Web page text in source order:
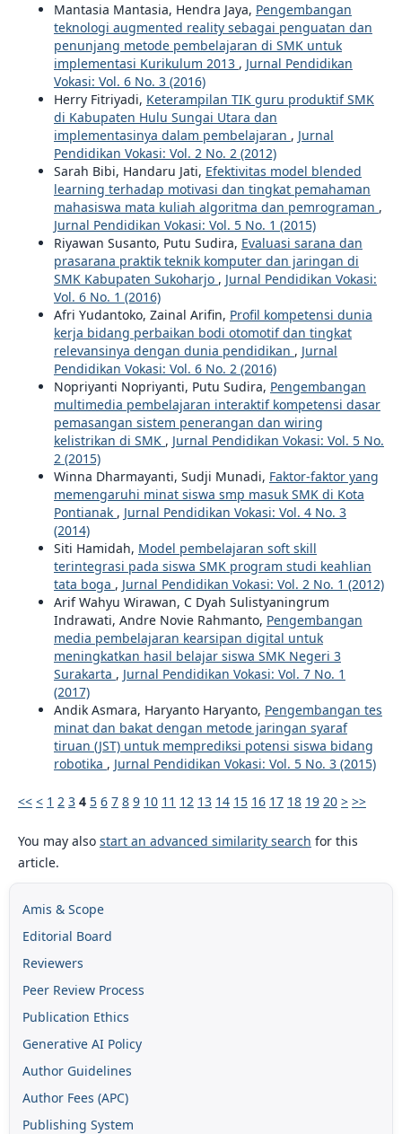
Mantasia Mantasia, Hendra Jaya, Pengembangan
teknologi augmented reality sebagai penguatan dan
penunjang metode pembelajaran di SMK untuk
implementasi Kurikulum 2013 , Jurnal Pendidikan
Vokasi: Vol. 6 No. 3 (2016)
Herry Fitriyadi, Keterampilan TIK guru produktif SMK
di Kabupaten Hulu Sungai Utara dan
implementasinya dalam pembelajaran , Jurnal
Pendidikan Vokasi: Vol. 2 No. 2 (2012)
Sarah Bibi, Handaru Jati, Efektivitas model blended
learning terhadap motivasi dan tingkat pemahaman
mahasiswa mata kuliah algoritma dan pemrograman ,
Jurnal Pendidikan Vokasi: Vol. 5 No. 1 (2015)
Riyawan Susanto, Putu Sudira, Evaluasi sarana dan
prasarana praktik teknik komputer dan jaringan di
SMK Kabupaten Sukoharjo , Jurnal Pendidikan Vokasi:
Vol. 6 No. 1 (2016)
Afri Yudantoko, Zainal Arifin, Profil kompetensi dunia
kerja bidang perbaikan bodi otomotif dan tingkat
relevansinya dengan dunia pendidikan , Jurnal
Pendidikan Vokasi: Vol. 6 No. 2 (2016)
Nopriyanti Nopriyanti, Putu Sudira, Pengembangan
multimedia pembelajaran interaktif kompetensi dasar
pemasangan sistem penerangan dan wiring
kelistrikan di SMK , Jurnal Pendidikan Vokasi: Vol. 5 No.
2 (2015)
Winna Dharmayanti, Sudji Munadi, Faktor-faktor yang
memengaruhi minat siswa smp masuk SMK di Kota
Pontianak , Jurnal Pendidikan Vokasi: Vol. 4 No. 3
(2014)
Siti Hamidah, Model pembelajaran soft skill
terintegrasi pada siswa SMK program studi keahlian
tata boga , Jurnal Pendidikan Vokasi: Vol. 2 No. 1 (2012)
Arif Wahyu Wirawan, C Dyah Sulistyaningrum
Indrawati, Andre Novie Rahmanto, Pengembangan
media pembelajaran kearsipan digital untuk
meningkatkan hasil belajar siswa SMK Negeri 3
Surakarta , Jurnal Pendidikan Vokasi: Vol. 7 No. 1
(2017)
Andik Asmara, Haryanto Haryanto, Pengembangan tes
minat dan bakat dengan metode jaringan syaraf
tiruan (JST) untuk memprediksi potensi siswa bidang
robotika , Jurnal Pendidikan Vokasi: Vol. 5 No. 3 (2015)
<< < 1 2 3 4 5 6 7 8 9 10 11 12 13 14 15 16 17 18 19 20 > >>
You may also start an advanced similarity search for this
article.
Amis & Scope
Editorial Board
Reviewers
Peer Review Process
Publication Ethics
Generative AI Policy
Author Guidelines
Author Fees (APC)
Publishing System